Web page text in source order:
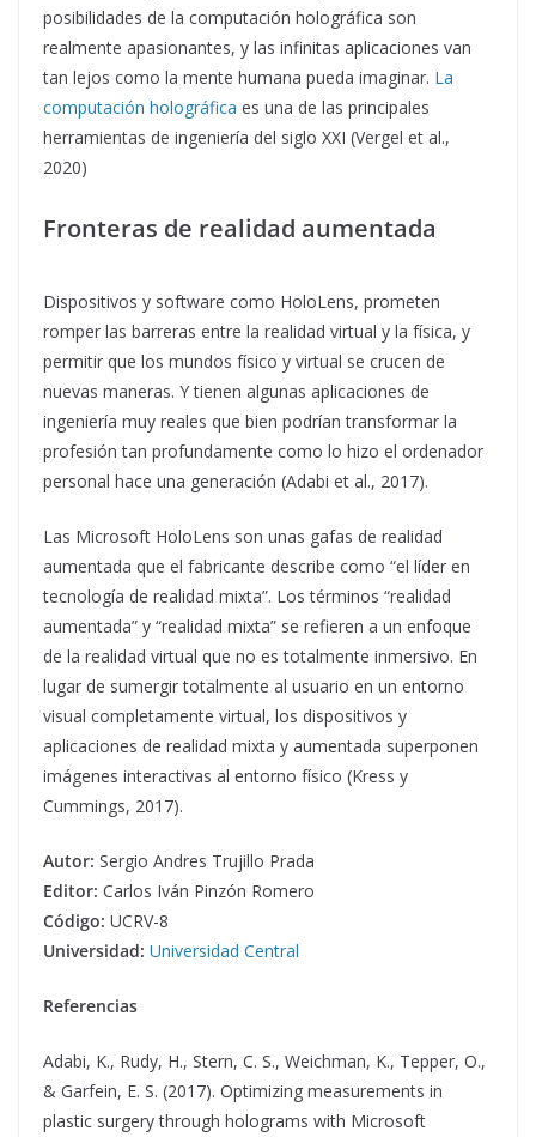
posibilidades de la computación holográfica son
realmente apasionantes, y las infinitas aplicaciones van
tan lejos como la mente humana pueda imaginar. La
computación holográfica es una de las principales
herramientas de ingeniería del siglo XXI (Vergel et al.,
2020)
Fronteras de realidad aumentada
Dispositivos y software como HoloLens, prometen
romper las barreras entre la realidad virtual y la física, y
permitir que los mundos físico y virtual se crucen de
nuevas maneras. Y tienen algunas aplicaciones de
ingeniería muy reales que bien podrían transformar la
profesión tan profundamente como lo hizo el ordenador
personal hace una generación (Adabi et al., 2017).
Las Microsoft HoloLens son unas gafas de realidad
aumentada que el fabricante describe como “el líder en
tecnología de realidad mixta”. Los términos “realidad
aumentada” y “realidad mixta” se refieren a un enfoque
de la realidad virtual que no es totalmente inmersivo. En
lugar de sumergir totalmente al usuario en un entorno
visual completamente virtual, los dispositivos y
aplicaciones de realidad mixta y aumentada superponen
imágenes interactivas al entorno físico (Kress y
Cummings, 2017).
Autor: Sergio Andres Trujillo Prada
Editor: Carlos Iván Pinzón Romero
Código: UCRV-8
Universidad: Universidad Central
Referencias
Adabi, K., Rudy, H., Stern, C. S., Weichman, K., Tepper, O.,
& Garfein, E. S. (2017). Optimizing measurements in
plastic surgery through holograms with Microsoft